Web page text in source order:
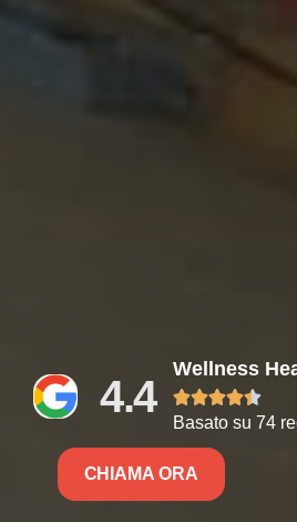
4.4
Wellness

Basato su 74
CHIAMA ORA